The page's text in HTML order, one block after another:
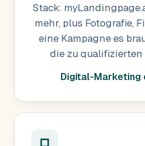
Stack:
mehr, plus Fotografie,
eine Kampagne es
die zu
Digital-Marketing